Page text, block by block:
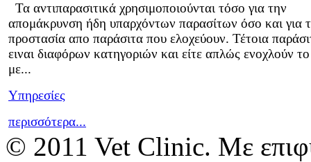
Τα αντιπαρασιτικά χρησιμοποιούνται τόσο για την
απομάκρυνση ήδη υπαρχόντων παρασίτων όσο και για
προστασία απο παράσιτα που ελοχεύουν. Τέτοια
ειναι διαφόρων κατηγοριών και είτε απλώς ενοχλούν
με...
Υπηρεσίες
περισσότερα...
© 2011 Vet Clinic. Με